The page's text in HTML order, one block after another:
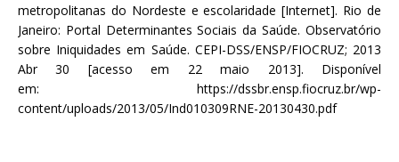
metropolitanas do Nordeste e escolaridade [Internet]. Rio de
Janeiro: Portal Determinantes Sociais da Saúde. Observatório
sobre Iniquidades em Saúde. CEPI-DSS/ENSP/FIOCRUZ; 2013
Abr 30 [acesso em 22 maio 2013]. Disponível
em: https://dssbr.ensp.fiocruz.br/wp-
content/uploads/2013/05/Ind010309RNE-20130430.pdf